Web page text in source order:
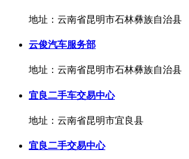
地址：云南省昆明市石林彝族自治县
云俊汽车服务部
地址：云南省昆明市石林彝族自治县
宜良二手车交易中心
地址：云南省昆明市宜良县
宜良二手交易中心